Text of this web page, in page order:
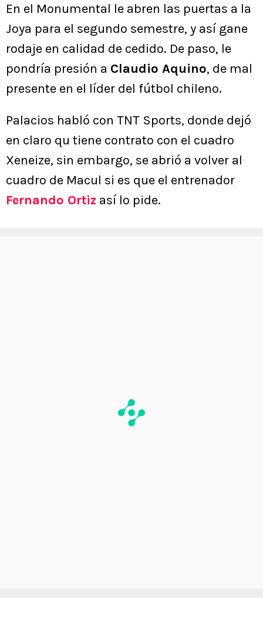
En el Monumental le abren las puertas a la
Joya para el segundo semestre, y así gane
rodaje en calidad de cedido. De paso, le
pondría presión a Claudio Aquino, de mal
presente en el líder del fútbol chileno.
Palacios habló con TNT Sports, donde dejó
en claro qu tiene contrato con el cuadro
Xeneize, sin embargo, se abrió a volver al
cuadro de Macul si es que el entrenador
Fernando Ortiz así lo pide.